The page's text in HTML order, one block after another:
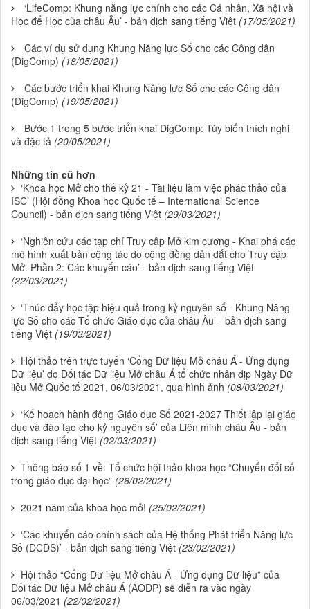
‘LifeComp: Khung năng lực chính cho các Cá nhân, Xã hội và
Học để Học của châu Âu’ - bản dịch sang tiếng Việt (17/05/2021)
Các ví dụ sử dụng Khung Năng lực Số cho các Công dân
(DigComp) (18/05/2021)
Các bước triển khai Khung Năng lực Số cho các Công dân
(DigComp) (19/05/2021)
Bước 1 trong 5 bước triển khai DigComp: Tùy biến thích nghi
và đặc tả (20/05/2021)
Những tin cũ hơn
‘Khoa học Mở cho thế kỷ 21 - Tài liệu làm việc phác thảo của
ISC’ (Hội đồng Khoa học Quốc tế – International Science
Council) - bản dịch sang tiếng Việt (29/03/2021)
‘Nghiên cứu các tạp chí Truy cập Mở kim cương - Khai phá các
mô hình xuất bản cộng tác do cộng đồng dẫn dắt cho Truy cập
Mở. Phần 2: Các khuyến cáo’ - bản dịch sang tiếng Việt
(22/03/2021)
‘Thúc đẩy học tập hiệu quả trong kỷ nguyên số - Khung Năng
lực Số cho các Tổ chức Giáo dục của châu Âu’ - bản dịch sang
tiếng Việt (19/03/2021)
Hội thảo trên trực tuyến ‘Cổng Dữ liệu Mở châu Á - Ứng dụng
Dữ liệu’ do Đối tác Dữ liệu Mở châu Á tổ chức nhân dịp Ngày Dữ
liệu Mở Quốc tế 2021, 06/03/2021, qua hình ảnh (08/03/2021)
‘Kế hoạch hành động Giáo dục Số 2021-2027 Thiết lập lại giáo
dục và đào tạo cho kỷ nguyên số’ của Liên minh châu Âu - bản
dịch sang tiếng Việt (02/03/2021)
Thông báo số 1 về: Tổ chức hội thảo khoa học “Chuyển đổi số
trong giáo dục đại học” (26/02/2021)
2021 năm của khoa học mở! (25/02/2021)
‘Các khuyến cáo chính sách của Hệ thống Phát triển Năng lực
Số (DCDS)’ - bản dịch sang tiếng Việt (23/02/2021)
Hội thảo “Cổng Dữ liệu Mở châu Á - Ứng dụng Dữ liệu” của
Đối tác Dữ liệu Mở châu Á (AODP) sẽ diễn ra vào ngày
06/03/2021 (22/02/2021)